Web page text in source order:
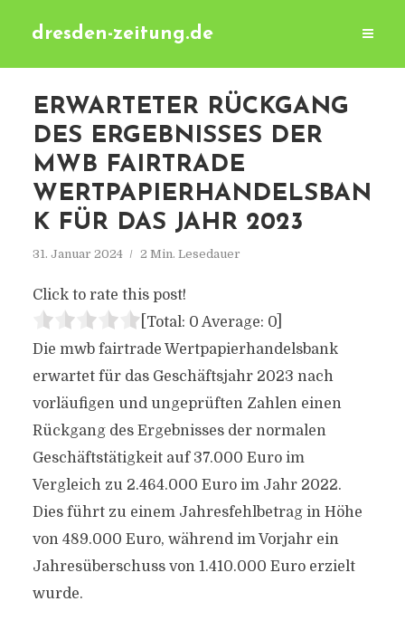
dresden-zeitung.de
ERWARTETER RÜCKGANG
DES ERGEBNISSES DER
MWB FAIRTRADE
WERTPAPIERHANDELSBAN
K FÜR DAS JAHR 2023
31. Januar 2024 2 Min. Lesedauer
Click to rate this post!
[Total: 0 Average: 0]
Die mwb fairtrade Wertpapierhandelsbank
erwartet für das Geschäftsjahr 2023 nach
vorläufigen und ungeprüften Zahlen einen
Rückgang des Ergebnisses der normalen
Geschäftstätigkeit auf 37.000 Euro im
Vergleich zu 2.464.000 Euro im Jahr 2022.
Dies führt zu einem Jahresfehlbetrag in Höhe
von 489.000 Euro, während im Vorjahr ein
Jahresüberschuss von 1.410.000 Euro erzielt
wurde.